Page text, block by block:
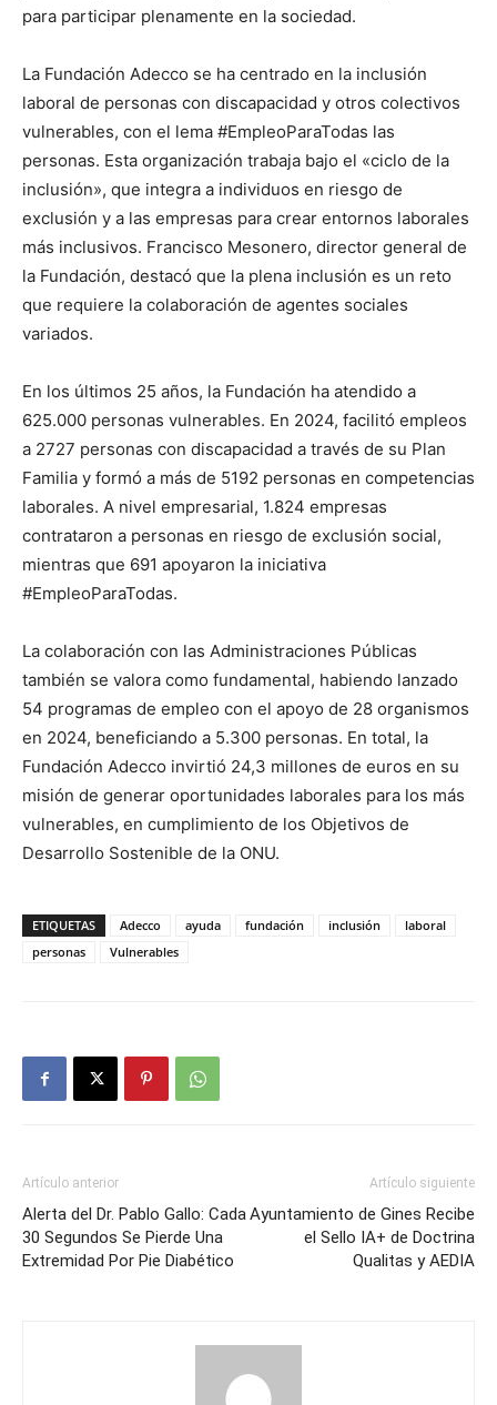
para participar plenamente en la sociedad.
La Fundación Adecco se ha centrado en la inclusión
laboral de personas con discapacidad y otros colectivos
vulnerables, con el lema #EmpleoParaTodas las
personas. Esta organización trabaja bajo el «ciclo de la
inclusión», que integra a individuos en riesgo de
exclusión y a las empresas para crear entornos laborales
más inclusivos. Francisco Mesonero, director general de
la Fundación, destacó que la plena inclusión es un reto
que requiere la colaboración de agentes sociales
variados.
En los últimos 25 años, la Fundación ha atendido a
625.000 personas vulnerables. En 2024, facilitó empleos
a 2727 personas con discapacidad a través de su Plan
Familia y formó a más de 5192 personas en competencias
laborales. A nivel empresarial, 1.824 empresas
contrataron a personas en riesgo de exclusión social,
mientras que 691 apoyaron la iniciativa
#EmpleoParaTodas.
La colaboración con las Administraciones Públicas
también se valora como fundamental, habiendo lanzado
54 programas de empleo con el apoyo de 28 organismos
en 2024, beneficiando a 5.300 personas. En total, la
Fundación Adecco invirtió 24,3 millones de euros en su
misión de generar oportunidades laborales para los más
vulnerables, en cumplimiento de los Objetivos de
Desarrollo Sostenible de la ONU.
ETIQUETAS Adecco ayuda fundación inclusión
laboral
personas
Vulnerables
Artículo anterior
Alerta del Dr. Pablo Gallo: Cada
30 Segundos Se Pierde Una
Extremidad Por Pie Diabético
Artículo siguiente
Ayuntamiento de Gines Recibe
el Sello IA+ de Doctrina
Qualitas y AEDIA